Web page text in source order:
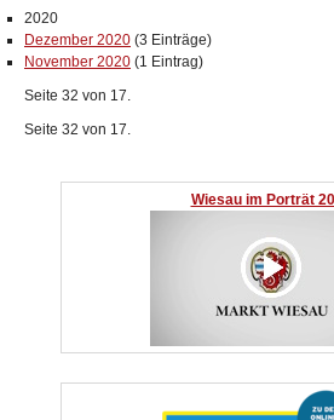
2020
Dezember 2020 (3 Einträge)
November 2020 (1 Eintrag)
Seite 32 von 17.
Seite 32 von 17.
Wiesau im Porträt